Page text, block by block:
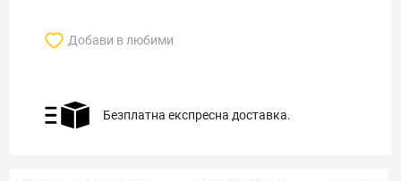
Добави в любими
Безплатна експресна доставка.